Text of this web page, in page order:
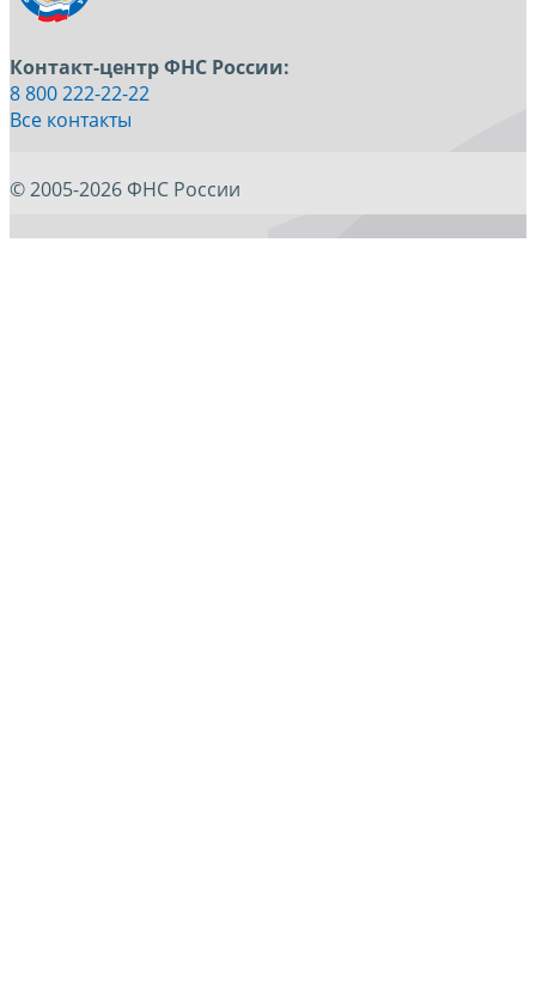
Контакт-центр ФНС России:
8 800 222-22-22
Все контакты
© 2005-2026 ФНС России